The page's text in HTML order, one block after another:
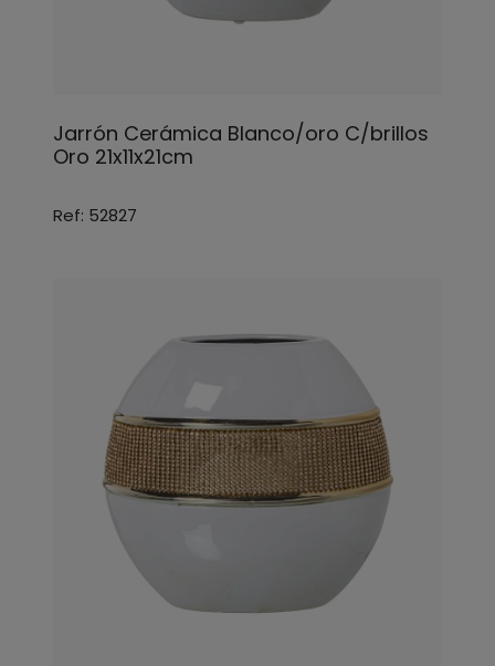
Jarrón Cerámica Blanco/oro C/brillos
Oro 21x11x21cm
Ref: 52827